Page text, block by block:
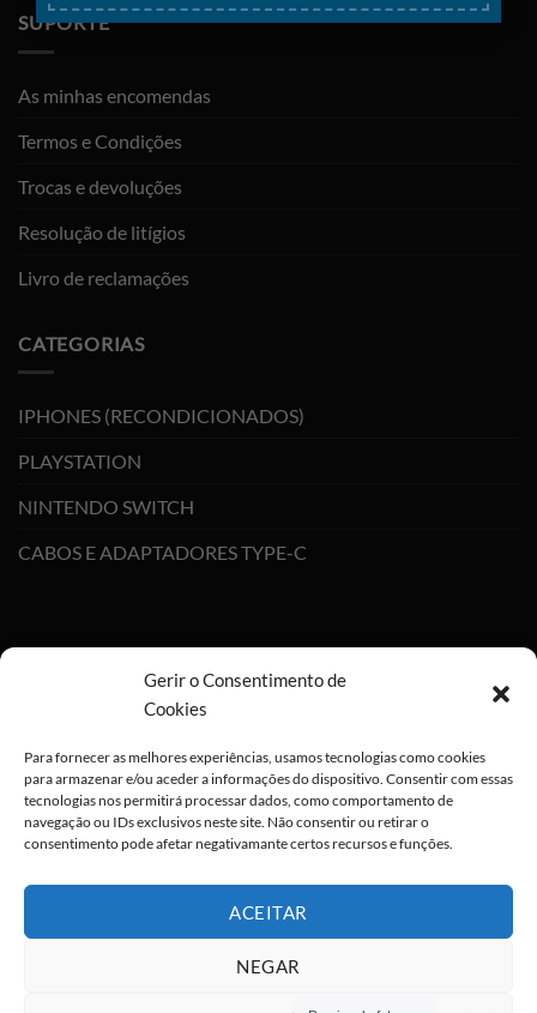
Gerir o Consentimento de
Cookies
Para fornecer as melhores experiências, usamos tecnologias como cookies
para armazenar e/ou aceder a informações do dispositivo. Consentir com essas
tecnologias nos permitirá processar dados, como comportamento de
navegação ou IDs exclusivos neste site. Não consentir ou retirar o
consentimento pode afetar negativamante certos recursos e funções.
ACEITAR
NEGAR
SUPORTE
As minhas encomendas
Termos e Condições
Trocas e devoluções
Resolução de litígios
Livro de reclamações
CATEGORIAS
IPHONES (RECONDICIONADOS)
PLAYSTATION
NINTENDO SWITCH
CABOS E ADAPTADORES TYPE-C